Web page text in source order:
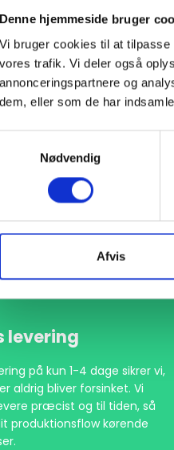
Denne hjemmeside bruger
Vi bruger cookies til at
vores trafik. Vi deler også
annonceringspartnere og
dem, eller som de har
Nødvendig
Afvis
spørgsmål
andet.
rådgivning
13 32 44
levering
på kun 1-4 dage sikrer vi,
aldrig bliver forsinket. Vi
præcist og til tiden, så
produktionsflow kørende